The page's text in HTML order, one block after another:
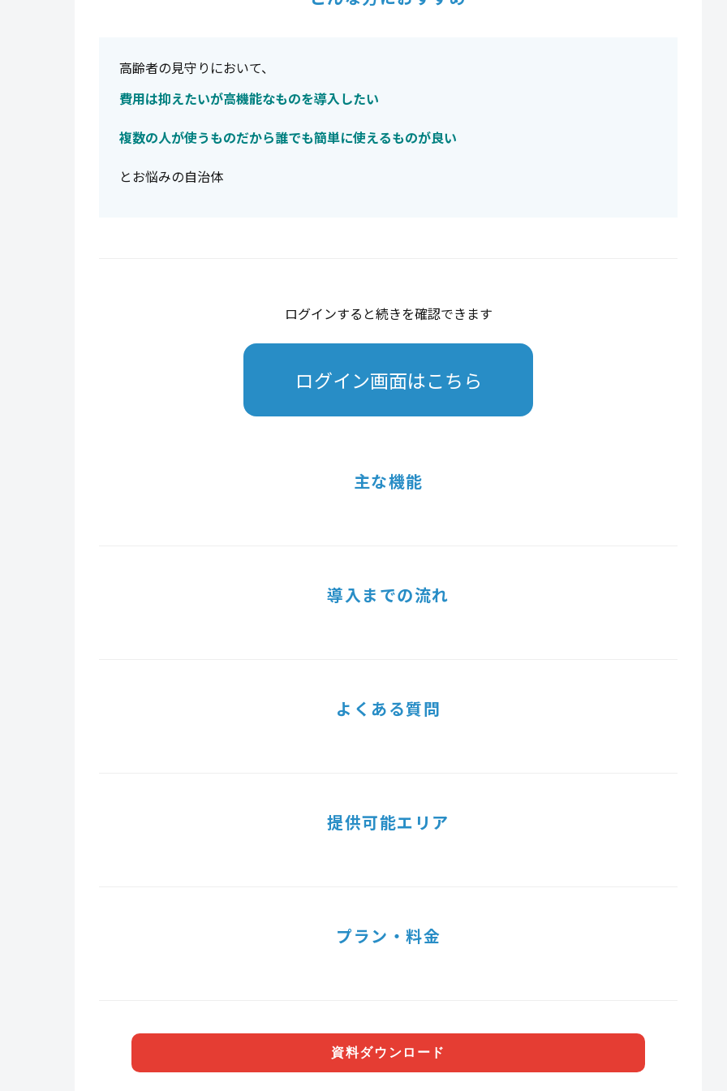
高齢者の見守りにおいて、
費用は抑えたいが高機能なものを導入したい
複数の人が使うものだから誰でも簡単に使えるものが良い
とお悩みの自治体
ログインすると続きを確認できます
ログイン画面はこちら
主な機能
導入までの流れ
よくある質問
提供可能エリア
プラン・料金
資料ダウンロード